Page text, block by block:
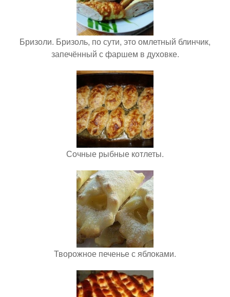
Бризоли. Бризоль, по сути, это омлетный блинчик,
запечённый с фаршем в духовке.
Сочные рыбные котлеты.
Творожное печенье с яблоками.